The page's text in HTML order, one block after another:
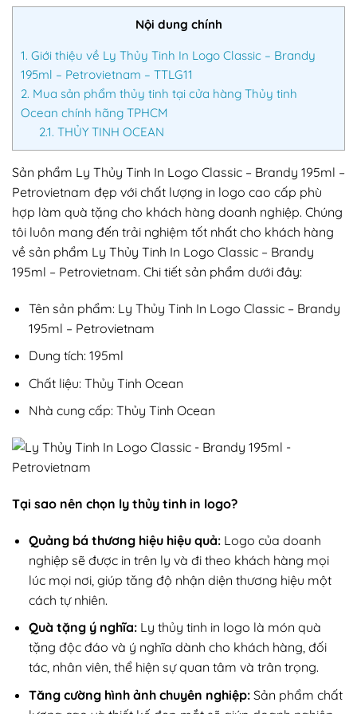
Nội dung chính
1. Giới thiệu về Ly Thủy Tinh In Logo Classic – Brandy
195ml – Petrovietnam – TTLG11
2. Mua sản phẩm thủy tinh tại cửa hàng Thủy tinh
Ocean chính hãng TPHCM
2.1. THỦY TINH OCEAN
Sản phẩm Ly Thủy Tinh In Logo Classic – Brandy 195ml –
Petrovietnam đẹp với chất lượng in logo cao cấp phù
hợp làm quà tặng cho khách hàng doanh nghiệp. Chúng
tôi luôn mang đến trải nghiệm tốt nhất cho khách hàng
về sản phẩm Ly Thủy Tinh In Logo Classic – Brandy
195ml – Petrovietnam. Chi tiết sản phẩm dưới đây:
Tên sản phẩm: Ly Thủy Tinh In Logo Classic – Brandy
195ml – Petrovietnam
Dung tích: 195ml
Chất liệu: Thủy Tinh Ocean
Nhà cung cấp: Thủy Tinh Ocean
Tại sao nên chọn ly thủy tinh in logo?
Quảng bá thương hiệu hiệu quả:Logo của doanh
nghiệp sẽ được in trên ly và đi theo khách hàng mọi
lúc mọi nơi, giúp tăng độ nhận diện thương hiệu một
cách tự nhiên.
Quà tặng ý nghĩa:Ly thủy tinh in logo là món quà
tặng độc đáo và ý nghĩa dành cho khách hàng, đối
tác, nhân viên, thể hiện sự quan tâm và trân trọng.
Tăng cường hình ảnh chuyên nghiệp:Sản phẩm chất